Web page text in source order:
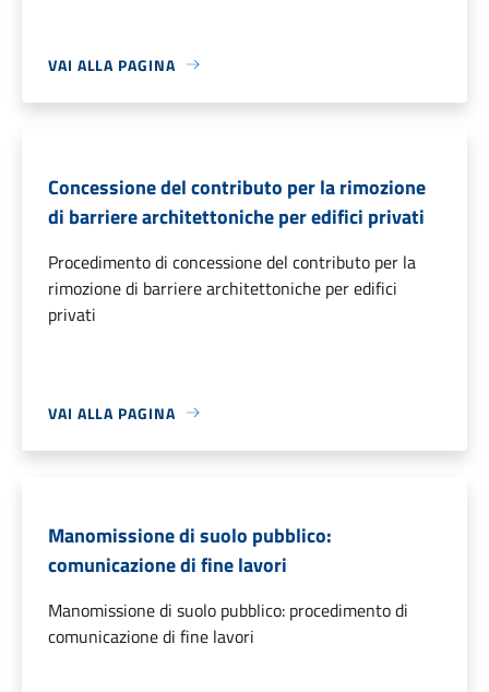
VAI ALLA PAGINA
Concessione del contributo per la rimozione
di barriere architettoniche per edifici privati
Procedimento di concessione del contributo per la
rimozione di barriere architettoniche per edifici
privati
VAI ALLA PAGINA
Manomissione di suolo pubblico:
comunicazione di fine lavori
Manomissione di suolo pubblico: procedimento di
comunicazione di fine lavori